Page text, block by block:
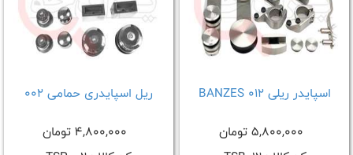
اسپایدر ریلی BANZES 012
ریل اسپایدری حمامی 002